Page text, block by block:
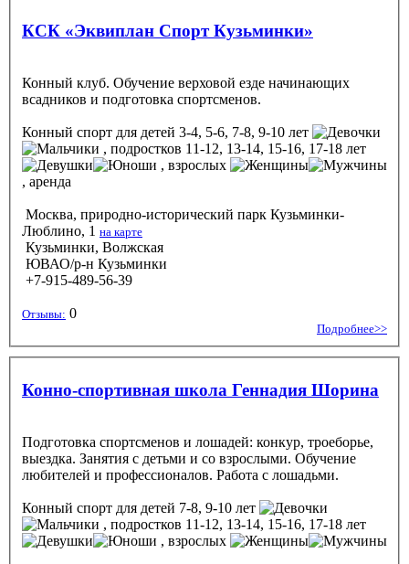
КСК «Эквиплан Спорт Кузьминки»
Конный клуб. Обучение верховой езде начинающих
всадников и подготовка спортсменов.
Конный спорт для детей 3-4, 5-6, 7-8, 9-10 лет
, подростков 11-12, 13-14, 15-16, 17-18 лет
, взрослых
, аренда
Москва, природно-исторический парк Кузьминки-
Люблино, 1 на карте
Кузьминки, Волжская
ЮВАО/р-н Кузьминки
+7-915-489-56-39
Отзывы: 0
Подробнее>>
Конно-спортивная школа Геннадия Шорина
Подготовка спортсменов и лошадей: конкур, троеборье,
выездка. Занятия с детьми и со взрослыми. Обучение
любителей и профессионалов. Работа с лошадьми.
Конный спорт для детей 7-8, 9-10 лет
, подростков 11-12, 13-14, 15-16, 17-18 лет
, взрослых